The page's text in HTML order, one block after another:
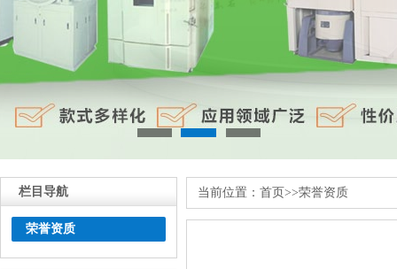
栏目导航
荣誉资质
当前位置： 首页>>荣誉资质